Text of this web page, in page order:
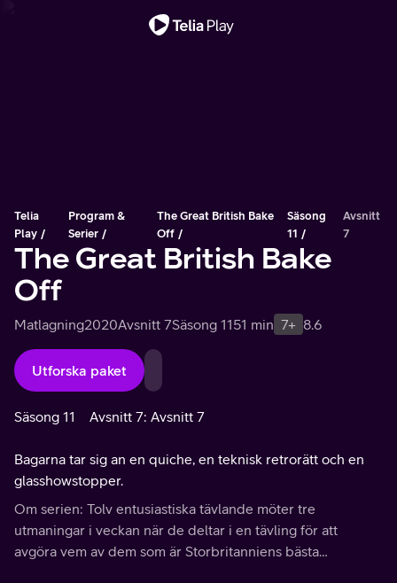
Telia
Play
Program &
Serier
The Great British Bake
Off
Säsong
11
Avsnitt
7
The Great British Bake
Off
Matlagning2020Avsnitt 7Säsong 1151 min 7+ 8.6
Utforska paket
Säsong 11 Avsnitt 7: Avsnitt 7
Bagarna tar sig an en quiche, en teknisk retrorätt och en
glasshowstopper.
Om serien: Tolv entusiastiska tävlande möter tre
utmaningar i veckan när de deltar i en tävling för att
avgöra vem av dem som är Storbritanniens bästa